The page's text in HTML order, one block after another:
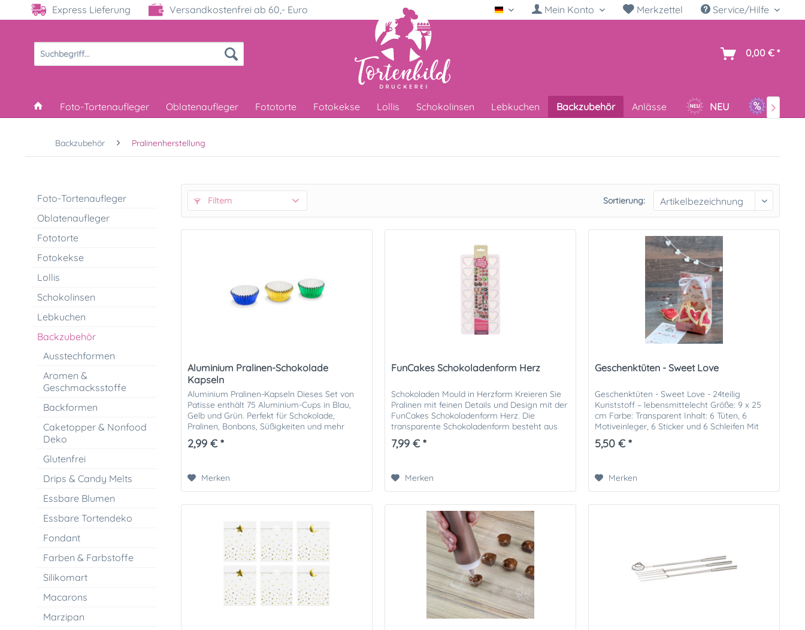
Express Lieferung Versandkostenfrei ab 60,- Euro Deutsch Mein Konto Merkzettel Service/Hilfe
0,00 € *
Foto-Tortenaufleger Oblatenaufleger Fototorte Fotokekse Lollis Schokolinsen Lebkuchen Backzubehör Anlässe NEU SALE

Backzubehör Pralinenherstellung
Foto-Tortenaufleger
Oblatenaufleger
Fototorte
Fotokekse
Lollis
Schokolinsen
Lebkuchen
Backzubehör
Ausstechformen
Aromen &
Geschmacksstoffe
Backformen
Caketopper & Nonfood
Deko
Glutenfrei
Drips & Candy Melts
Essbare Blumen
Essbare Tortendeko
Fondant
Farben & Farbstoffe
Silikomart
Macarons
Marzipan
Filtern Sortierung:
Aluminium Pralinen-Schokolade
Kapseln
Aluminium Pralinen-Kapseln Dieses Set von
Patisse enthält 75 Aluminium-Cups in Blau,
Gelb und Grün. Perfekt für Schokolade,
Pralinen, Bonbons, Süßigkeiten und mehr
Größe: circa Ø 2,5 cm Inhalt: 75...
2,99 € *
Merken
FunCakes Schokoladenform Herz
Schokoladen Mould in Herzform Kreieren Sie
Pralinen mit feinen Details und Design mit der
FunCakes Schokoladenform Herz. Die
transparente Schokoladenform besteht aus
Polystyrol, was die Form extra...
7,99 € *
Merken
Geschenktüten - Sweet Love
Geschenktüten - Sweet Love - 24teilig
Kunststoff – lebensmittelecht Größe: 9 x 25
cm Farbe: Transparent Inhalt: 6 Tüten, 6
Motiveinleger, 6 Sticker und 6 Schleifen Mit
unseren Geschenktüten lassen...
5,50 € *
Merken